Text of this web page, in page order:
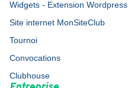
Widgets - Extension Wordpress
Site internet MonSiteClub
Tournoi
Convocations
Clubhouse